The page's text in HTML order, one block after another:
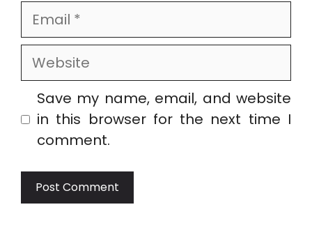
Email
Website
Save my name, email, and website
in this browser for the next time I
comment.